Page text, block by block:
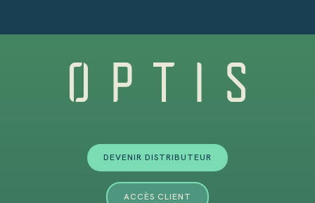
DEVENIR DISTRIBUTEUR
ACCÈS CLIENT